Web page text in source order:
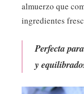
almuerzo que
ingredientes
Perfecta
y